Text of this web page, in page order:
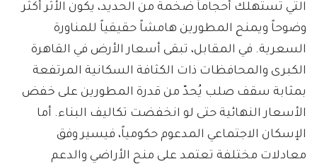
التي تستهلك أحجاماً ضخمة من الحديد، يكون الأثر أكثر
وضوحاً ويمنح المطورين هامشاً حقيقياً للمناورة
السعرية. في المقابل، تبقى أسعار الأرض في القاهرة
الكبرى والمحافظات ذات الكثافة السكانية المرتفعة
بمثابة سقف صلب يُحدّ من قدرة المطورين على خفض
الأسعار النهائية حتى لو انخفضت تكاليف البناء. أما
الإسكان الاجتماعي المدعوم حكومياً، فيسير وفق
معادلات مختلفة تعتمد على منح الأراضي والدعم